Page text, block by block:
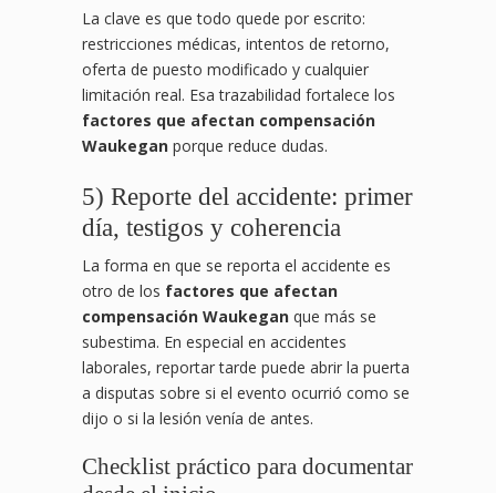
La clave es que todo quede por escrito:
restricciones médicas, intentos de retorno,
oferta de puesto modificado y cualquier
limitación real. Esa trazabilidad fortalece los
factores que afectan compensación
Waukegan porque reduce dudas.
5) Reporte del accidente: primer
día, testigos y coherencia
La forma en que se reporta el accidente es
otro de los factores que afectan
compensación Waukegan que más se
subestima. En especial en accidentes
laborales, reportar tarde puede abrir la puerta
a disputas sobre si el evento ocurrió como se
dijo o si la lesión venía de antes.
Checklist práctico para documentar